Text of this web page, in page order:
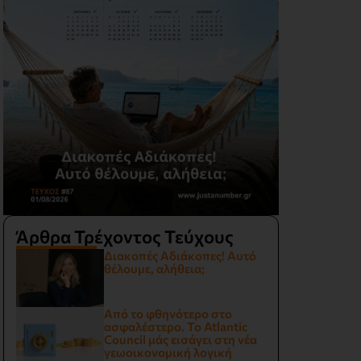
Άρθρα Τρέχοντος Τεύχους
Διακοπές Αδιάκοπες! Αυτό
θέλουμε, αλήθεια;
Από το φθηνότερο στο
ασφαλέστερο. Το Atlantic
Council μάς εισάγει στη νέα
γεωοικονομική λογική